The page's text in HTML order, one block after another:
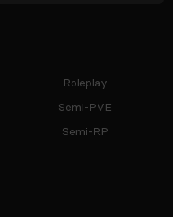
Roleplay
Semi-PVE
Semi-RP